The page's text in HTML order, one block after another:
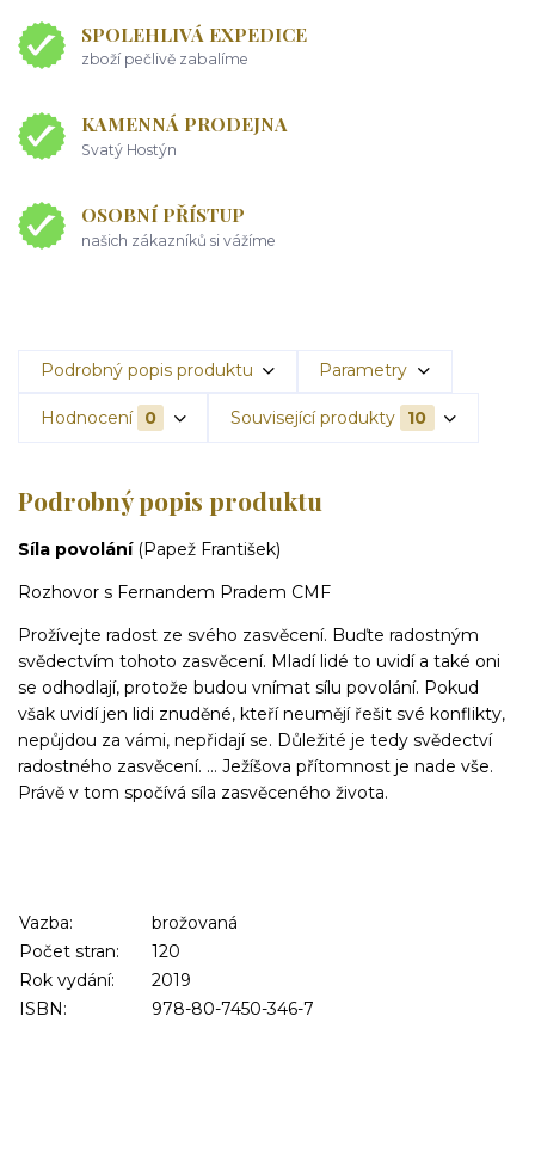
SPOLEHLIVÁ EXPEDICE
zboží pečlivě zabalíme
KAMENNÁ PRODEJNA
Svatý Hostýn
OSOBNÍ PŘÍSTUP
našich zákazníků si vážíme
Podrobný popis produktu Parametry
Hodnocení 0 Související produkty 10
Podrobný popis produktu
Síla povolání(Papež František)
Rozhovor s Fernandem Pradem CMF
Prožívejte radost ze svého zasvěcení. Buďte radostným
svědectvím tohoto zasvěcení. Mladí lidé to uvidí a také oni
se odhodlají, protože budou vnímat sílu povolání. Pokud
však uvidí jen lidi znuděné, kteří neumějí řešit své konflikty,
nepůjdou za vámi, nepřidají se. Důležité je tedy svědectví
radostného zasvěcení. … Ježíšova přítomnost je nade vše.
Právě v tom spočívá síla zasvěceného života.
Vazba:
brožovaná
Počet stran:
120
Rok vydání:
2019
ISBN:
978-80-7450-346-7